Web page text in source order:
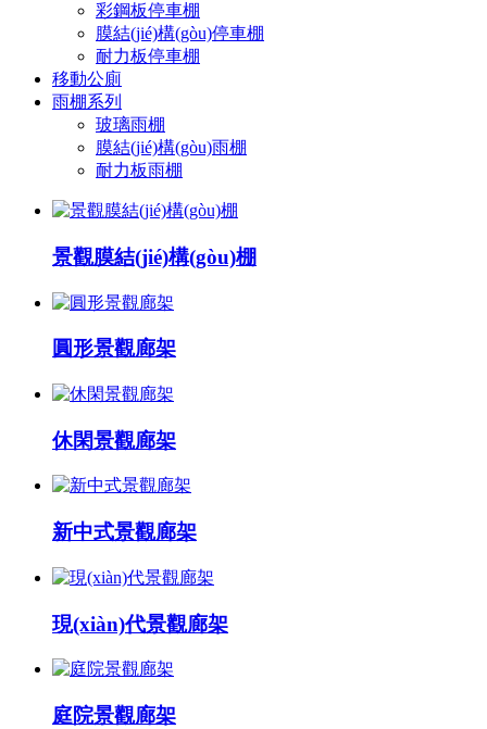
彩鋼板停車棚
膜結(jié)構(gòu)停車棚
耐力板停車棚
移動公廁
雨棚系列
玻璃雨棚
膜結(jié)構(gòu)雨棚
耐力板雨棚
景觀膜結(jié)構(gòu)棚
圓形景觀廊架
休閑景觀廊架
新中式景觀廊架
現(xiàn)代景觀廊架
庭院景觀廊架